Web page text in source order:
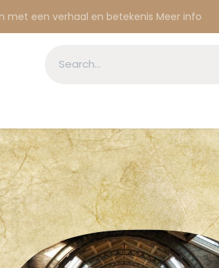
met een verhaal en betekenis Meer info